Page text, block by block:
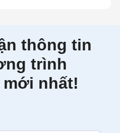
thông tin
trình
nhất!